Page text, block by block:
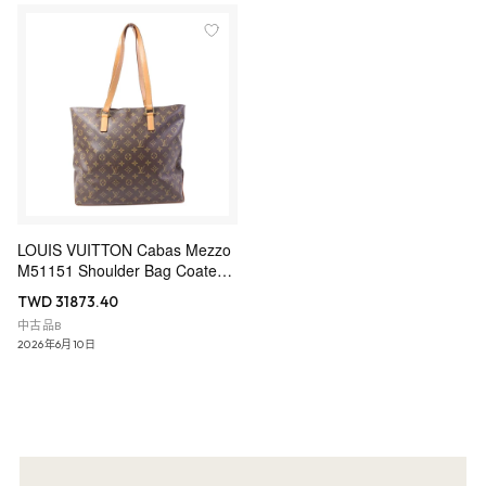
LOUIS VUITTON Cabas Mezzo
M51151 Shoulder Bag Coated
Canvas
TWD 31873.40
中古品B
2026年6月10日